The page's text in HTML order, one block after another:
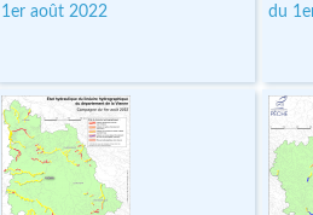
1er août 2022
du